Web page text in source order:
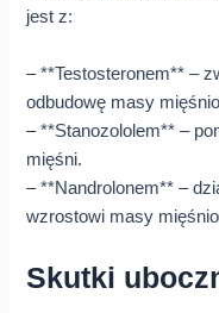
jest z:
– **Testosteronem** –
odbudowę masy
– **Stanozololem** –
mięśni.
– **Nandrolonem** –
wzrostowi masy
Skutki